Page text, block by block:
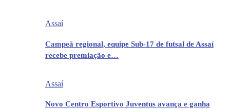
Assaí
Campeã regional, equipe Sub-17 de futsal de Assaí
recebe premiação e…
Assaí
Novo Centro Esportivo Juventus avança e ganha